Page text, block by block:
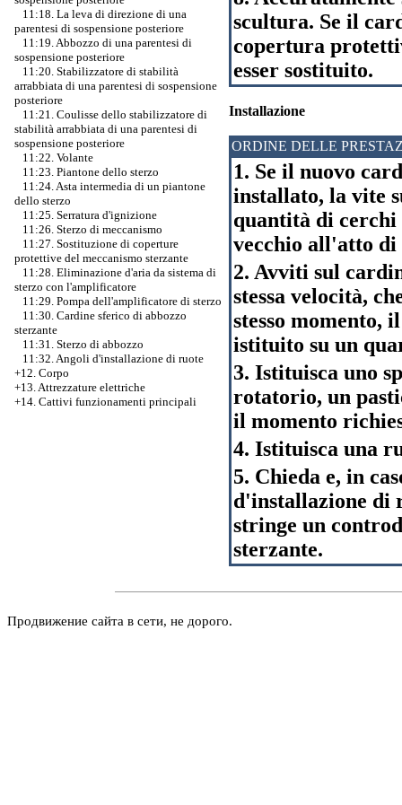
11:18. La leva di direzione di una
parentesi di sospensione posteriore
11:19. Abbozzo di una parentesi di
sospensione posteriore
11:20. Stabilizzatore di stabilità
arrabbiata di una parentesi di sospensione
posteriore
11:21. Coulisse dello stabilizzatore di
stabilità arrabbiata di una parentesi di
sospensione posteriore
11:22. Volante
11:23. Piantone dello sterzo
11:24. Asta intermedia di un piantone
dello sterzo
11:25. Serratura d'ignizione
11:26. Sterzo di meccanismo
11:27. Sostituzione di coperture
protettive del meccanismo sterzante
11:28. Eliminazione d'aria da sistema di
sterzo con l'amplificatore
11:29. Pompa dell'amplificatore di sterzo
11:30. Cardine sferico di abbozzo
sterzante
11:31. Sterzo di abbozzo
11:32. Angoli d'installazione di ruote
+12. Corpo
+13. Attrezzature elettriche
+14. Cattivi funzionamenti principali
scultura. Se il
copertura
esser sostituito.
Installazione
ORDINE DELLE
1. Se il nuovo
installato, la vite
quantità di cerchi
vecchio all'atto di
2. Avviti sul
stessa velocità,
stesso momento,
istituito su un
3. Istituisca uno
rotatorio, un
il momento
4. Istituisca una
5. Chieda e, in
d'installazione di
stringe un
sterzante.
Продвижение сайта в сети, не дорого.